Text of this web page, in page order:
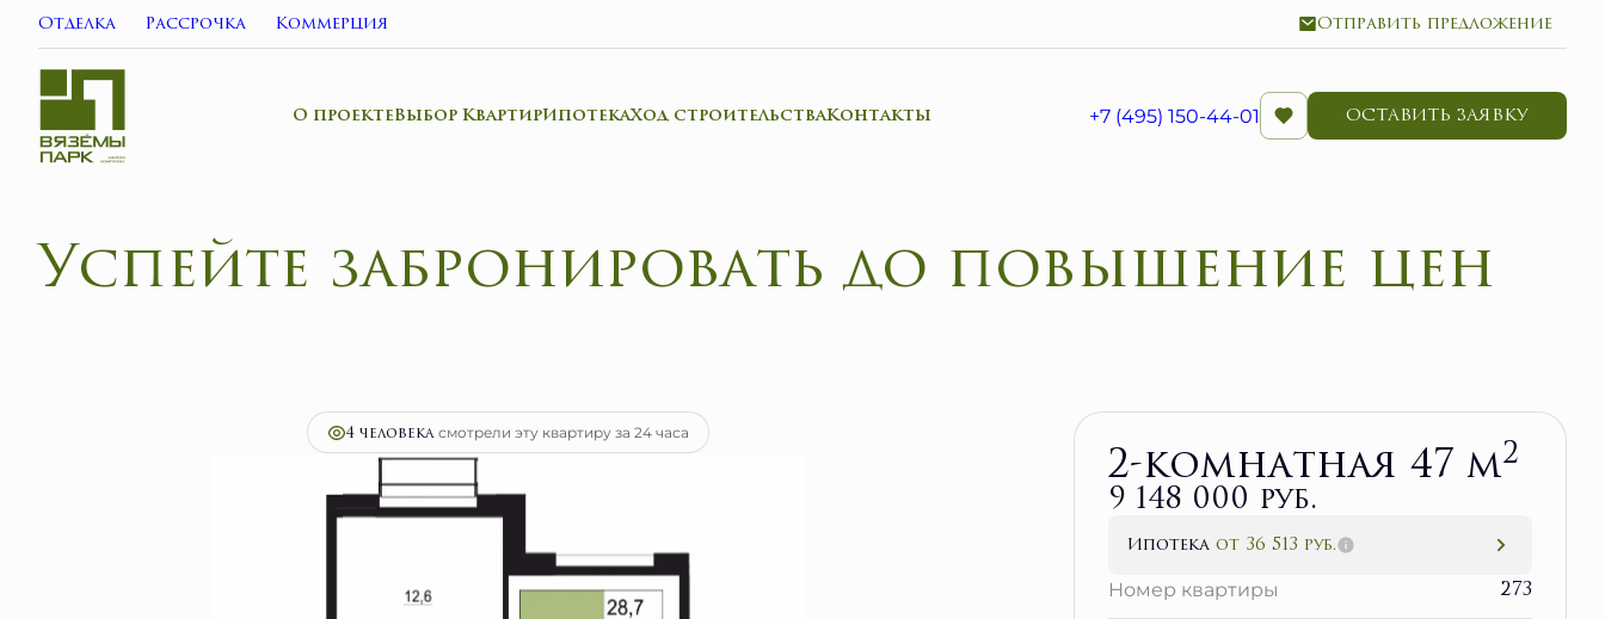
Отделка Рассрочка Коммерция Отправить предложение
О проектеВыбор КвартирИпотекаХод строительстваКонтакты +7 (495) 150-44-01 ОСТАВИТЬ ЗАЯВКУ
Успейте заброниро
4 человекaсмотрели эту квартиру за 24 часа
2-комнатная 47 м2
9 148 000 руб.
Ипотека от 36 513 руб.
Номер квартиры
273